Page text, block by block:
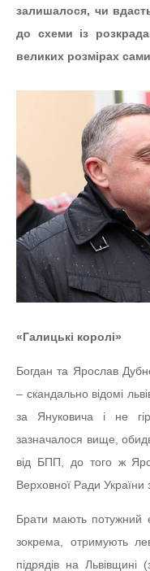
залишалося, чи
до схеми із
великих розмірах
«Галицькі королі»
Богдан та Ярослав
– скандально відомі
за Януковича і не
зазначалося вище,
від БПП, до того ж
Верховної Ради України
Брати мають потужний
зокрема, отримують
підрядів на